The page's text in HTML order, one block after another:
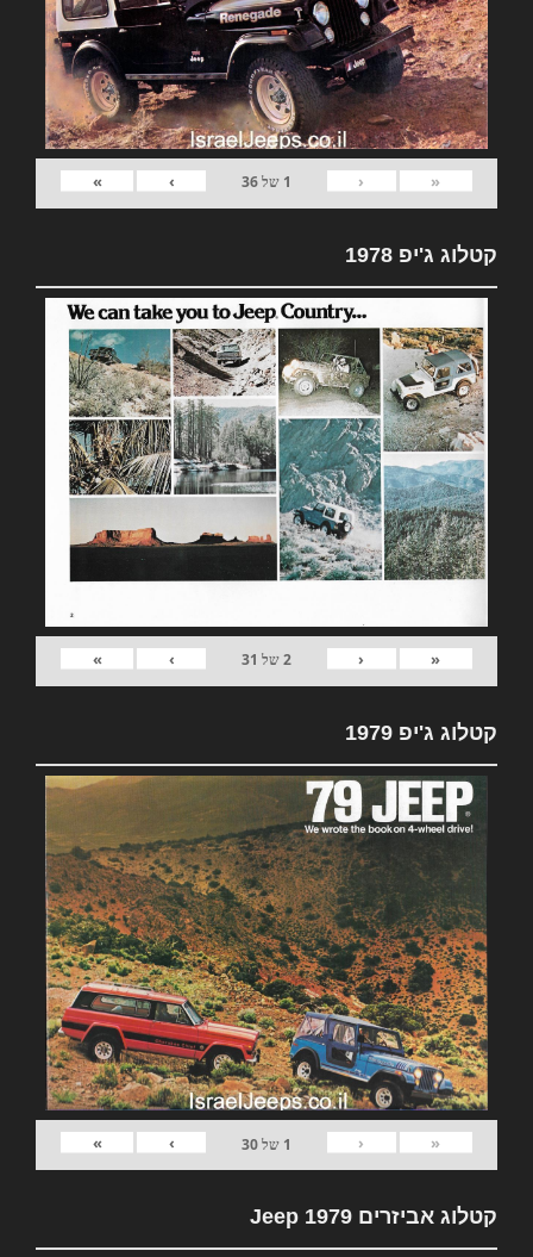
«
‹
1 של36
›
»
קטלוג ג'יפ 1978
«
‹
2של 31
›
»
קטלוג ג'יפ 1979
«
‹
1 של30
›
»
קטלוג אביזרים 1979 Jeep